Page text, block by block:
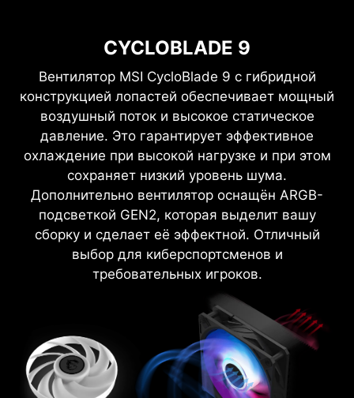
CYCLOBLADE 9
Вентилятор MSI CycloBlade 9 с гибридной
конструкцией лопастей обеспечивает мощный
воздушный поток и высокое статическое
давление. Это гарантирует эффективное
охлаждение при высокой нагрузке и при этом
сохраняет низкий уровень шума.
Дополнительно вентилятор оснащён ARGB-
подсветкой GEN2, которая выделит вашу
сборку и сделает её эффектной. Отличный
выбор для киберспортсменов и
требовательных игроков.